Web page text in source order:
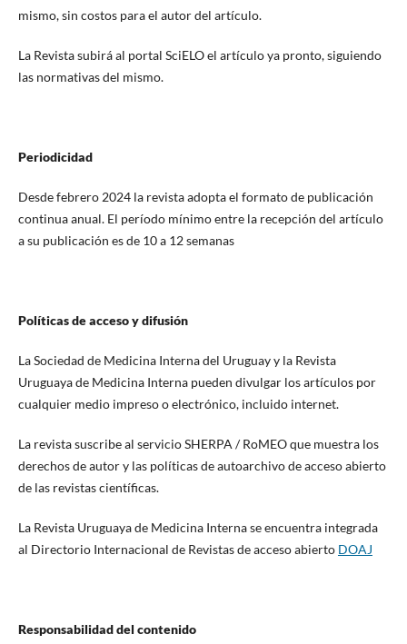
mismo, sin costos para el autor del artículo.
La Revista subirá al portal SciELO el artículo ya pronto, siguiendo
las normativas del mismo.
Periodicidad
Desde febrero 2024 la revista adopta el formato de publicación
continua anual. El período mínimo entre la recepción del artículo
a su publicación es de 10 a 12 semanas
Políticas de acceso y difusión
La Sociedad de Medicina Interna del Uruguay y la Revista
Uruguaya de Medicina Interna pueden divulgar los artículos por
cualquier medio impreso o electrónico, incluido internet.
La revista suscribe al servicio SHERPA / RoMEO que muestra los
derechos de autor y las políticas de autoarchivo de acceso abierto
de las revistas científicas.
La Revista Uruguaya de Medicina Interna se encuentra integrada
al Directorio Internacional de Revistas de acceso abierto DOAJ
Responsabilidad del contenido